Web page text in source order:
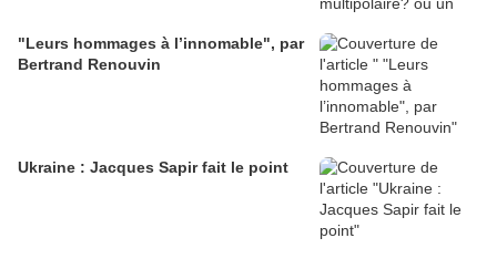
"Leurs hommages à l’innomable", par
Bertrand Renouvin
Ukraine : Jacques Sapir fait le point